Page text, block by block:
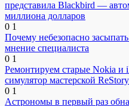
представила Blackbird —
миллиона долларов
0 1
Почему небезопасно
мнение специалиста
0 1
Ремонтируем старые Nokia и
симулятор мастерской
0 1
Астрономы в первый раз